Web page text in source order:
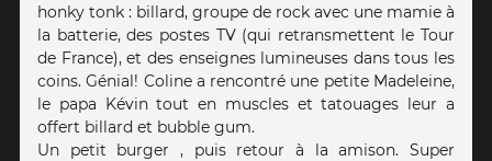
honky tonk : billard, groupe de rock avec une mamie à
la batterie, des postes TV (qui retransmettent le Tour
de France), et des enseignes lumineuses dans tous les
coins. Génial! Coline a rencontré une petite Madeleine,
le papa Kévin tout en muscles et tatouages leur a
offert billard et bubble gum.
Un petit burger , puis retour à la amison. Super